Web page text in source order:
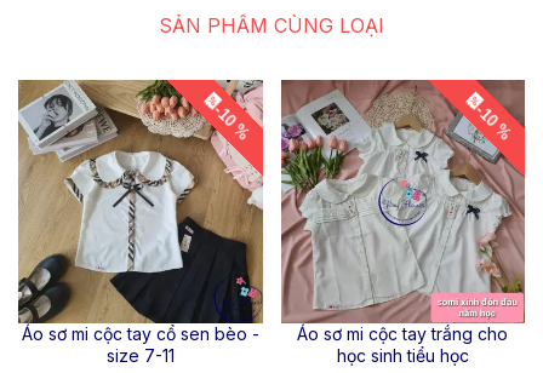
SẢN PHẨM CÙNG LOẠI
-10 %
Áo sơ mi cộc tay cổ sen bèo -
size 7-11
-10 %
Áo sơ mi cộc tay trắng cho
học sinh tiểu học